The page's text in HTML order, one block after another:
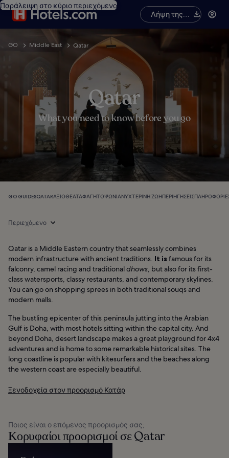
Παράλειψη στο κύριο περιεχόμενο
Λήψη της
εφαρμογής
GO Middle East Qatar
Qatar
What you need to know before you go
GO GUIDESQATARΑΞΙΟΘΈΑΤΑΦΑΓΗΤΌΨΏΝΙΑΝΥΧΤΕΡΙΝΉ ΖΩΉΠΕΡΙΗΓΉΣΕΙΣ
Περιεχόμενο
Qatar is a Middle Eastern country that seamlessly combines
modern infrastructure with ancient traditions. It isfamous for its
falconry, camel racing and traditionaldhows, but also for its first-
class watersports, classy restaurants, and contemporary skylines.
You can go on shopping sprees in both traditional souqs and
modern malls.
The bustling epicenter of this peninsula jutting into the Arabian
Gulf is Doha, with most hotels sitting within the capital city. And
beyond Doha, desert landscape makes a great playground for 4x4
adventures and is home to some remarkable historical sites. The
long coastline is popular with kitesurfers and the beaches along
the western coast are especially beautiful.
Ξενοδοχεία στον προορισμό Κατάρ
Ποιος είναι ο επόμενος προορισμός σας;
Κορυφαίοι προορισμοί σε Qatar